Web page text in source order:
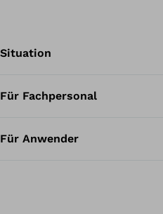
Situation
Für Fachpersonal
Für Anwender